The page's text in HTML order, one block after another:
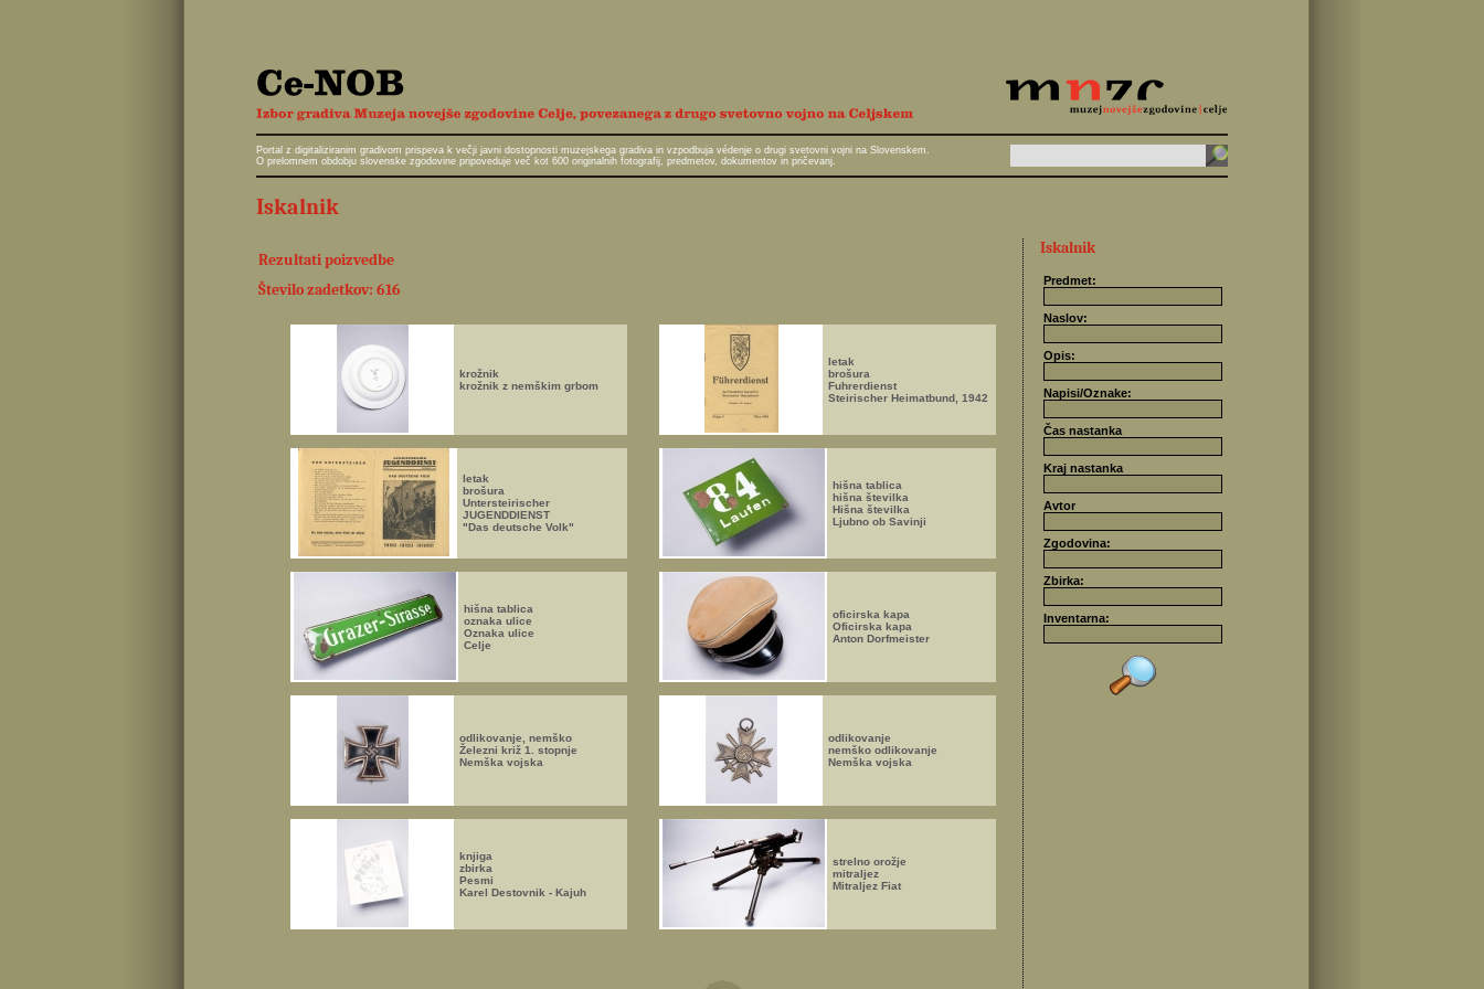
Portal z digitaliziranim gradivom prispeva k večji javni dostopnosti muzejskega gradiva in vzpodbuja védenje o drugi svetovni vojni na Slovenskem.
O prelomnem obdobju slovenske zgodovine pripoveduje več kot 600 originalnih fotografij, predmetov, dokumentov in pričevanj.
Iskalnik
Rezultati poizvedbe
Število zadetkov: 616
krožnik
krožnik z nemškim grbom
letak
brošura
Fuhrerdienst
Steirischer Heimatbund, 1942
letak
brošura
Untersteirischer
JUGENDDIENST
"Das deutsche Volk"
hišna tablica
hišna številka
Hišna številka
Ljubno ob Savinji
hišna tablica
oznaka ulice
Oznaka ulice
Celje
oficirska kapa
Oficirska kapa
Anton Dorfmeister
odlikovanje, nemško
Železni križ 1. stopnje
Nemška vojska
odlikovanje
nemško odlikovanje
Nemška vojska
knjiga
zbirka
Pesmi
Karel Destovnik - Kajuh
strelno orožje
mitraljez
Mitraljez Fiat
Iskalnik
Predmet:
Naslov:
Opis:
Napisi/Oznake:
Čas nastanka
Kraj nastanka
Avtor
Zgodovina:
Zbirka:
Inventarna: